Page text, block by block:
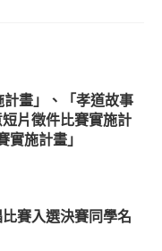
計畫」、「孝道故事
片徵件比賽實施計
施計畫」
賽入選決賽同學名